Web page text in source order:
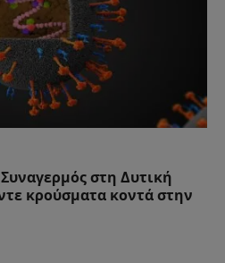
στη Δυτική
κρούσματα κοντά στην